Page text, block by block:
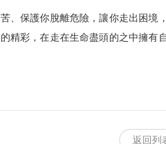
、保護你脫離危險，讓你走出困境
精彩，在走在生命盡頭的之中擁有
返回列